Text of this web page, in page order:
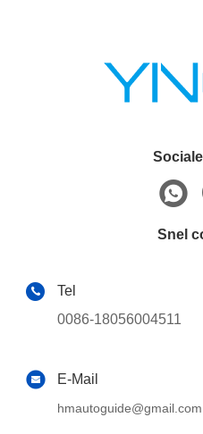
Snel
Tel
0086-18056004511
E-Mail
hmautoguide@gmail.com